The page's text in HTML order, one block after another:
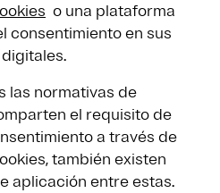
o una plataforma
consentimiento en sus
las normativas de
el requisito de
a través de
también existen
aplicación entre estas.